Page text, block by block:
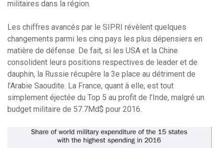
militaires dans la région.
Les chiffres avancés par le SIPRI révèlent quelques
changements parmi les cinq pays les plus dépensiers en
matière de défense. De fait, si les USA et la Chine
consolident leurs positions respectives de leader et de
dauphin, la Russie récupère la 3e place au détriment de
l’Arabie Saoudite. La France, quant à elle, est tout
simplement éjectée du Top 5 au profit de l’Inde, malgré un
budget militaire de 57.7Md$ pour 2016.